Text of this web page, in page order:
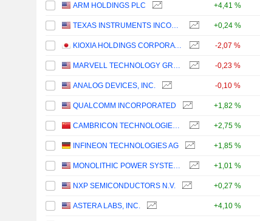
ARM HOLDINGS PLC +4,41 %
TEXAS INSTRUMENTS INCORPORATED +0,24 %
KIOXIA HOLDINGS CORPORATION -2,07 %
MARVELL TECHNOLOGY GROUP LTD -0,23 %
ANALOG DEVICES, INC. -0,10 %
QUALCOMM INCORPORATED +1,82 %
CAMBRICON TECHNOLOGIES CORPORATION LIMITED +2,75 %
INFINEON TECHNOLOGIES AG +1,85 %
MONOLITHIC POWER SYSTEMS, INC. +1,01 %
NXP SEMICONDUCTORS N.V. +0,27 %
ASTERA LABS, INC. +4,10 %